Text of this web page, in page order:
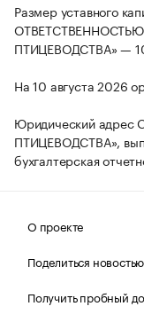
Размер уставного
ПТИЦЕВОДСТВА» —
На 10 августа 2026
Юридический
ПТИЦЕВОДСТВА»,
бухгалтерская
О проекте
Поделиться
Получить пробный